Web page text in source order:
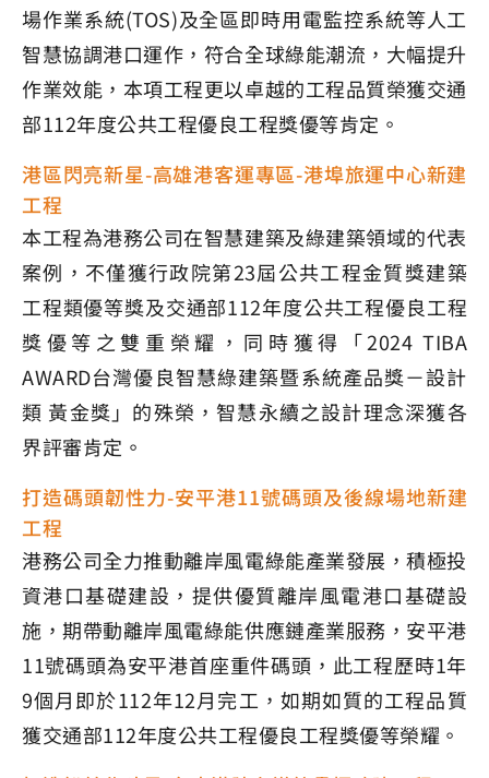
場作業系統(TOS)及全區即時用電監控系統等人工
智慧協調港口運作，符合全球綠能潮流，大幅提升
作業效能，本項工程更以卓越的工程品質榮獲交通
部112年度公共工程優良工程獎優等肯定。
港區閃亮新星-高雄港客運專區-港埠旅運中心新建
工程
本工程為港務公司在智慧建築及綠建築領域的代表
案例，不僅獲行政院第23屆公共工程金質獎建築
工程類優等獎及交通部112年度公共工程優良工程
獎優等之雙重榮耀，同時獲得「2024 TIBA
AWARD台灣優良智慧綠建築暨系統產品獎－設計
類 黃金獎」的殊榮，智慧永續之設計理念深獲各
界評審肯定。
打造碼頭韌性力-安平港11號碼頭及後線場地新建
工程
港務公司全力推動離岸風電綠能產業發展，積極投
資港口基礎建設，提供優質離岸風電港口基礎設
施，期帶動離岸風電綠能供應鏈產業服務，安平港
11號碼頭為安平港首座重件碼頭，此工程歷時1年
9個月即於112年12月完工，如期如質的工程品質
獲交通部112年度公共工程優良工程獎優等榮耀。